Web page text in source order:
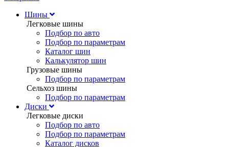
Шины
Легковые шины
Подбор по авто
Подбор по параметрам
Каталог шин
Калькулятор шин
Грузовые шины
Подбор по параметрам
Сельхоз шины
Подбор по параметрам
Диски
Легковые диски
Подбор по авто
Подбор по параметрам
Каталог дисков